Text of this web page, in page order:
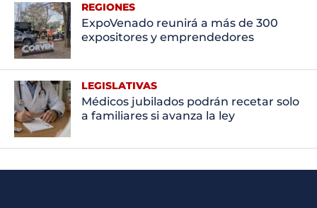
REGIONES
ExpoVenado reunirá a más de 300
expositores y emprendedores
LEGISLATIVAS
Médicos jubilados podrán recetar solo
a familiares si avanza la ley